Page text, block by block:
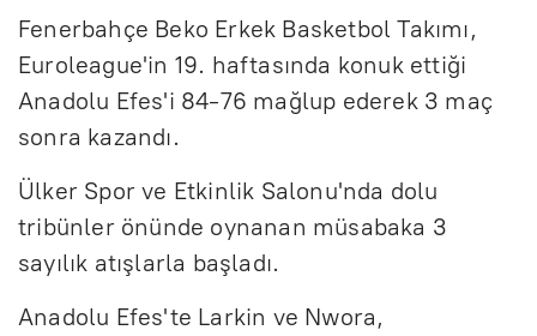
Fenerbahçe Beko Erkek Basketbol Takımı,
Euroleague'in 19. haftasında konuk ettiği
Anadolu Efes'i 84-76 mağlup ederek 3 maç
sonra kazandı.
Ülker Spor ve Etkinlik Salonu'nda dolu
tribünler önünde oynanan müsabaka 3
sayılık atışlarla başladı.
Anadolu Efes'te Larkin ve Nwora,